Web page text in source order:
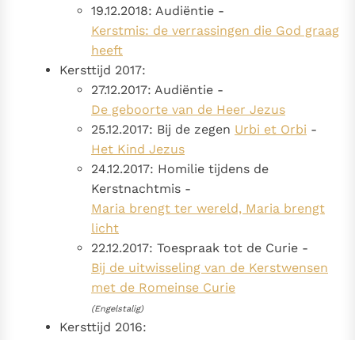
19.12.2018: Audiëntie -
Kerstmis: de verrassingen die God graag
heeft
Kersttijd 2017:
27.12.2017: Audiëntie -
De geboorte van de Heer Jezus
25.12.2017: Bij de zegen Urbi et Orbi -
Het Kind Jezus
24.12.2017: Homilie tijdens de
Kerstnachtmis -
Maria brengt ter wereld, Maria brengt
licht
22.12.2017: Toespraak tot de Curie -
Bij de uitwisseling van de Kerstwensen
met de Romeinse Curie
(Engelstalig)
Kersttijd 2016: